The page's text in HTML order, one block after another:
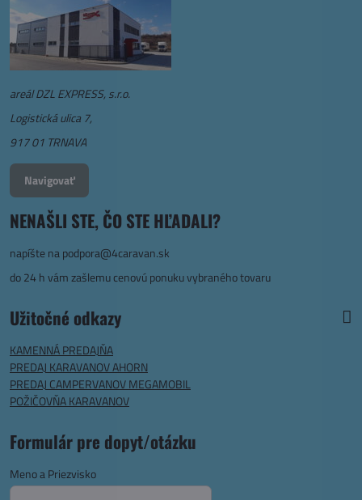
areál DZL EXPRESS, s.r.o.
Logistická ulica 7,
917 01 TRNAVA
Navigovať
NENAŠLI STE, ČO STE HĽADALI?
napíšte napodpora@4caravan.sk
do 24 h vám zašlemu cenovú ponuku vybraného tovaru
Užitočné odkazy
KAMENNÁ PREDAJŇA
PREDAJ KARAVANOV AHORN
PREDAJ CAMPERVANOV MEGAMOBIL
POŽIČOVŇA KARAVANOV
Formulár pre dopyt/otázku
Meno a Priezvisko